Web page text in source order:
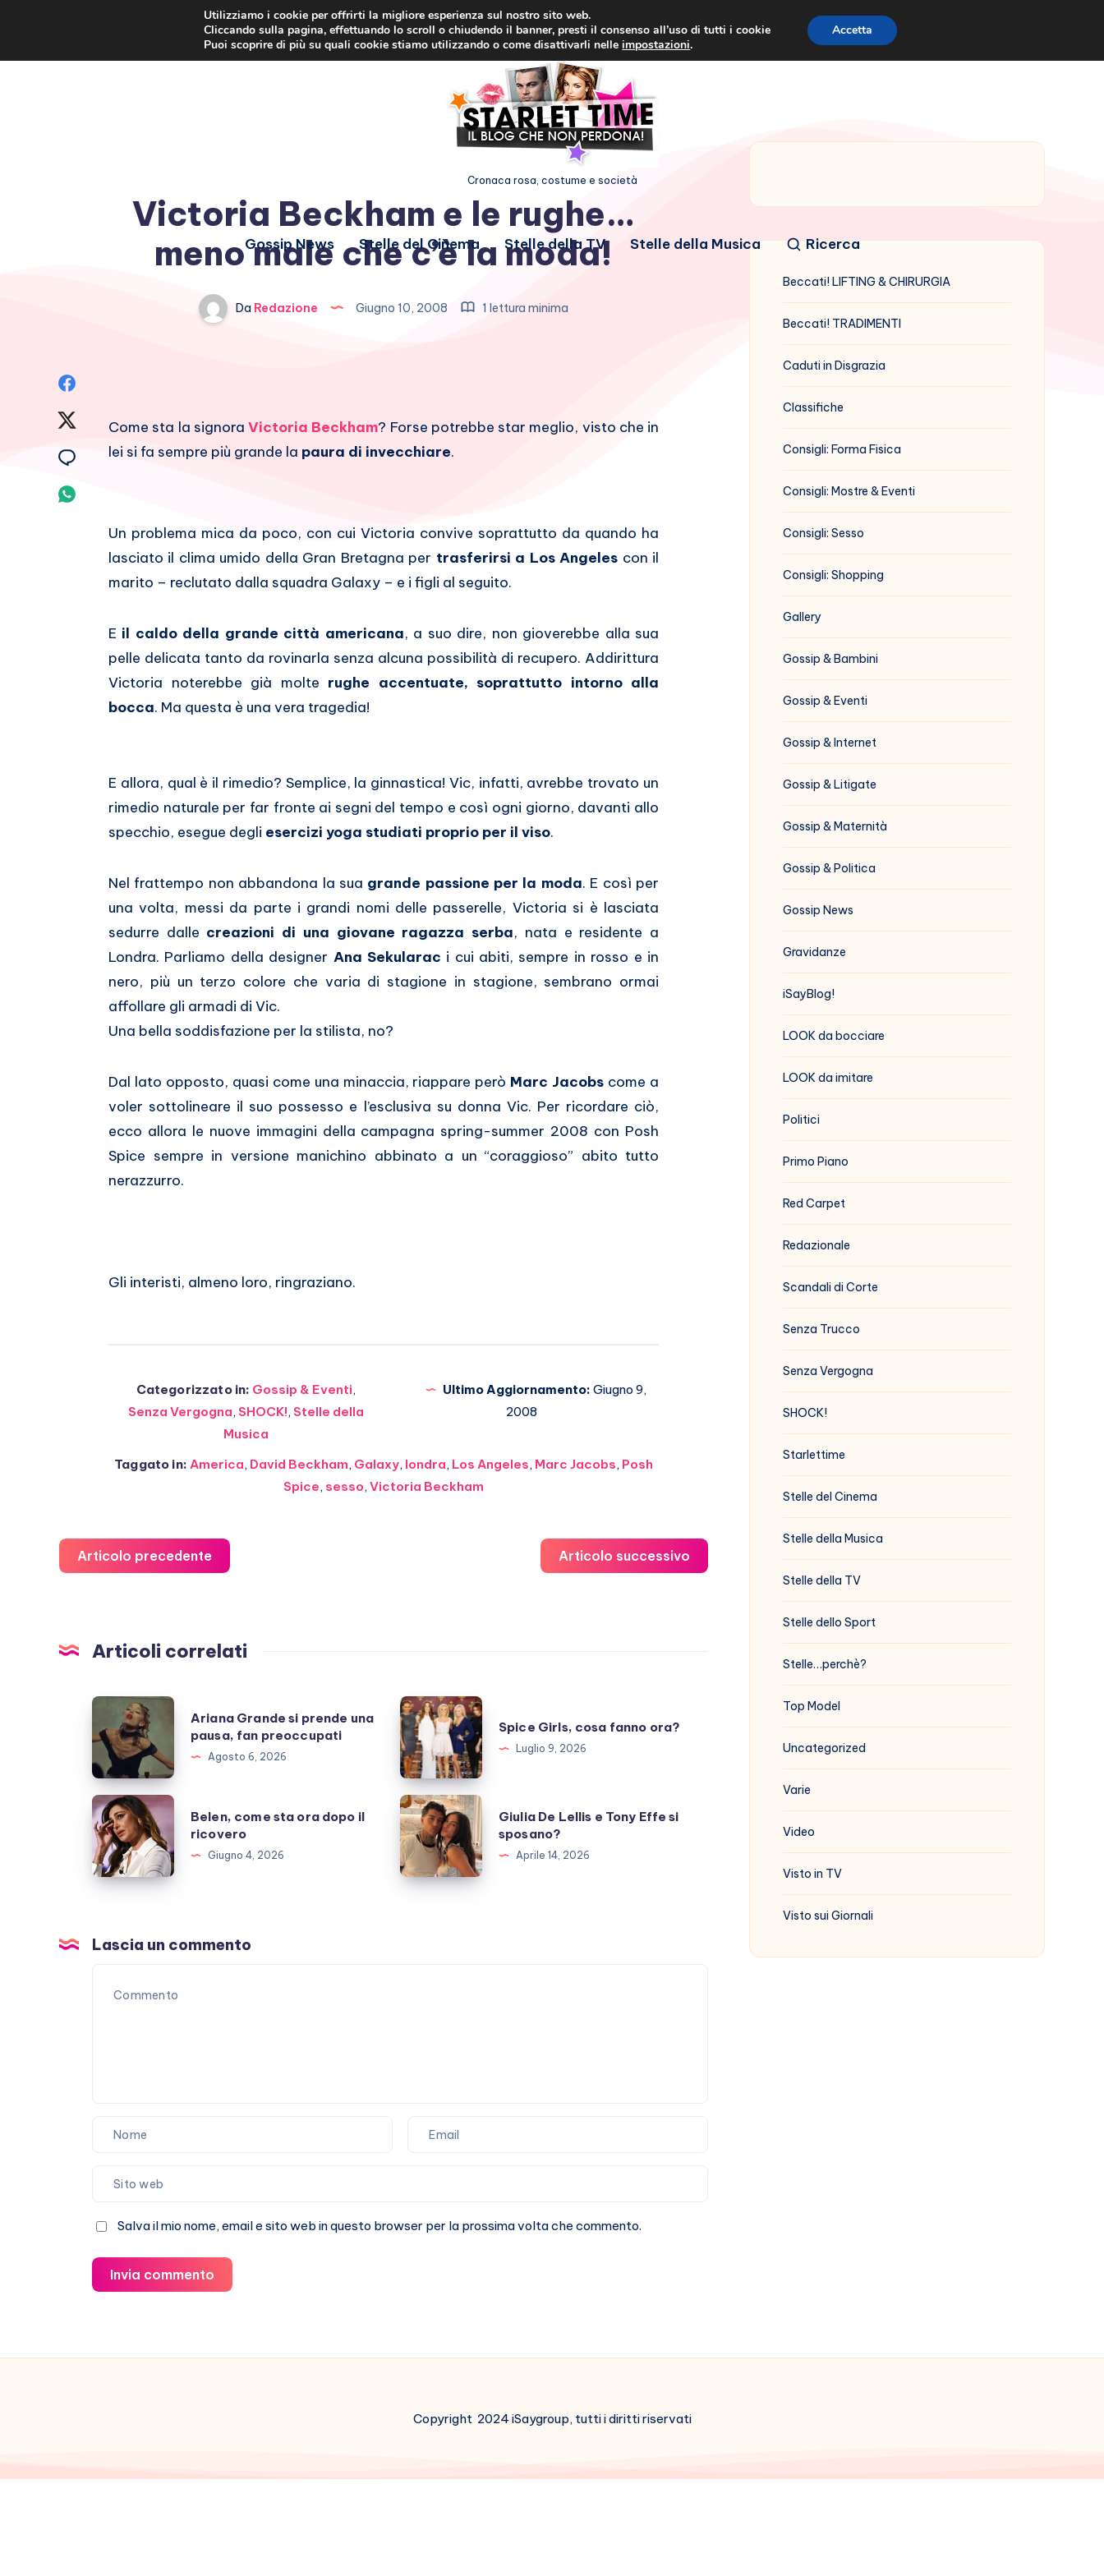
Cronaca rosa, costume e società
Gossip News Stelle del Cinema Stelle della TV Stelle della Musica Ricerca
Victoria Beckham e le rughe…
meno male che c’è la moda!
Da Redazione Giugno 10, 2008 1 lettura minima
Facebook
Condividi
Condividi
Whatsapp
Come sta la signora Victoria Beckham? Forse potrebbe star meglio, visto che in
lei si fa sempre più grande la paura di invecchiare.
Un problema mica da poco, con cui Victoria convive soprattutto da quando ha
lasciato il clima umido della Gran Bretagna per trasferirsi a Los Angeles con il
marito – reclutato dalla squadra Galaxy – e i figli al seguito.
E il caldo della grande città americana, a suo dire, non gioverebbe alla sua
pelle delicata tanto da rovinarla senza alcuna possibilità di recupero. Addirittura
Victoria noterebbe già molte rughe accentuate, soprattutto intorno alla
bocca. Ma questa è una vera tragedia!
E allora, qual è il rimedio? Semplice, la ginnastica! Vic, infatti, avrebbe trovato un
rimedio naturale per far fronte ai segni del tempo e così ogni giorno, davanti allo
specchio, esegue degli esercizi yoga studiati proprio per il viso.
Nel frattempo non abbandona la sua grande passione per la moda. E così per
una volta, messi da parte i grandi nomi delle passerelle, Victoria si è lasciata
sedurre dalle creazioni di una giovane ragazza serba, nata e residente a
Londra. Parliamo della designer Ana Sekularac i cui abiti, sempre in rosso e in
nero, più un terzo colore che varia di stagione in stagione, sembrano ormai
affollare gli armadi di Vic.
Una bella soddisfazione per la stilista, no?
Dal lato opposto, quasi come una minaccia, riappare però Marc Jacobs come a
voler sottolineare il suo possesso e l’esclusiva su donna Vic. Per ricordare ciò,
ecco allora le nuove immagini della campagna spring-summer 2008 con Posh
Spice sempre in versione manichino abbinato a un “coraggioso” abito tutto
nerazzurro.
Gli interisti, almeno loro, ringraziano.
Categorizzato in: Gossip & Eventi,
Senza Vergogna, SHOCK!, Stelle della
Musica
Ultimo Aggiornamento: Giugno 9,
2008
Taggato in: America, David Beckham, Galaxy, londra, Los Angeles, Marc Jacobs, Posh
Spice, sesso, Victoria Beckham
Articolo precedente Articolo successivo
Articoli correlati
Ariana
Grande
prende
una
pausa,
fan
preoccupati
Ariana Grande si prende una
pausa, fan preoccupati
Agosto 6, 2026
Spice
Girls,
cosa
fanno
ora?
Spice Girls, cosa fanno ora?
Luglio 9, 2026
Belen,
come
sta
ora
ricovero
Belen, come sta ora dopo il
ricovero
Giugno 4, 2026
Giulia
De
Lellis
e
sposano?
Giulia De Lellis e Tony Effe si
sposano?
Aprile 14, 2026
Lascia un commento
Salva il mio nome, email e sito web in questo browser per la prossima volta che commento.
Invia commento
Beccati! LIFTING & CHIRURGIA
Beccati! TRADIMENTI
Caduti in Disgrazia
Classifiche
Consigli: Forma Fisica
Consigli: Mostre & Eventi
Consigli: Sesso
Consigli: Shopping
Gallery
Gossip & Bambini
Gossip & Eventi
Gossip & Internet
Gossip & Litigate
Gossip & Maternità
Gossip & Politica
Gossip News
Gravidanze
iSayBlog!
LOOK da bocciare
LOOK da imitare
Politici
Primo Piano
Red Carpet
Redazionale
Scandali di Corte
Senza Trucco
Senza Vergogna
SHOCK!
Starlettime
Stelle del Cinema
Stelle della Musica
Stelle della TV
Stelle dello Sport
Stelle…perchè?
Top Model
Uncategorized
Varie
Video
Visto in TV
Visto sui Giornali
Copyright 2024 iSaygroup, tutti i diritti riservati
Utilizziamo i cookie per offrirti la migliore esperienza sul nostro sito web.
Cliccando sulla pagina, effettuando lo scroll o chiudendo il banner, presti il consenso all’uso di tutti i cookie
Puoi scoprire di più su quali cookie stiamo utilizzando o come disattivarli nelleimpostazioni.
Accetta